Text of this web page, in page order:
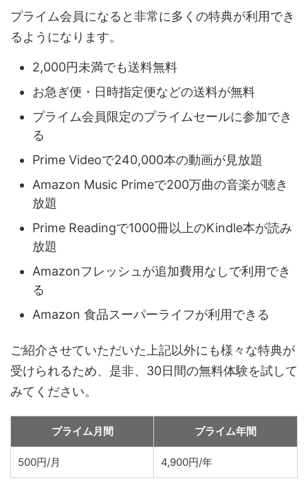
プライム会員になると非常に多くの特典が利用でき
るようになります。
2,000円未満でも送料無料
お急ぎ便・日時指定便などの送料が無料
プライム会員限定のプライムセールに参加でき
る
Prime Videoで240,000本の動画が見放題
Amazon Music Primeで200万曲の音楽が聴き
放題
Prime Readingで1000冊以上のKindle本が読み
放題
Amazonフレッシュが追加費用なしで利用でき
る
Amazon 食品スーパーライフが利用できる
ご紹介させていただいた上記以外にも様々な特典が
受けられるため、是非、30日間の無料体験を試して
みてください。
プライム月間 プライム年間
500円/月 4,900円/年